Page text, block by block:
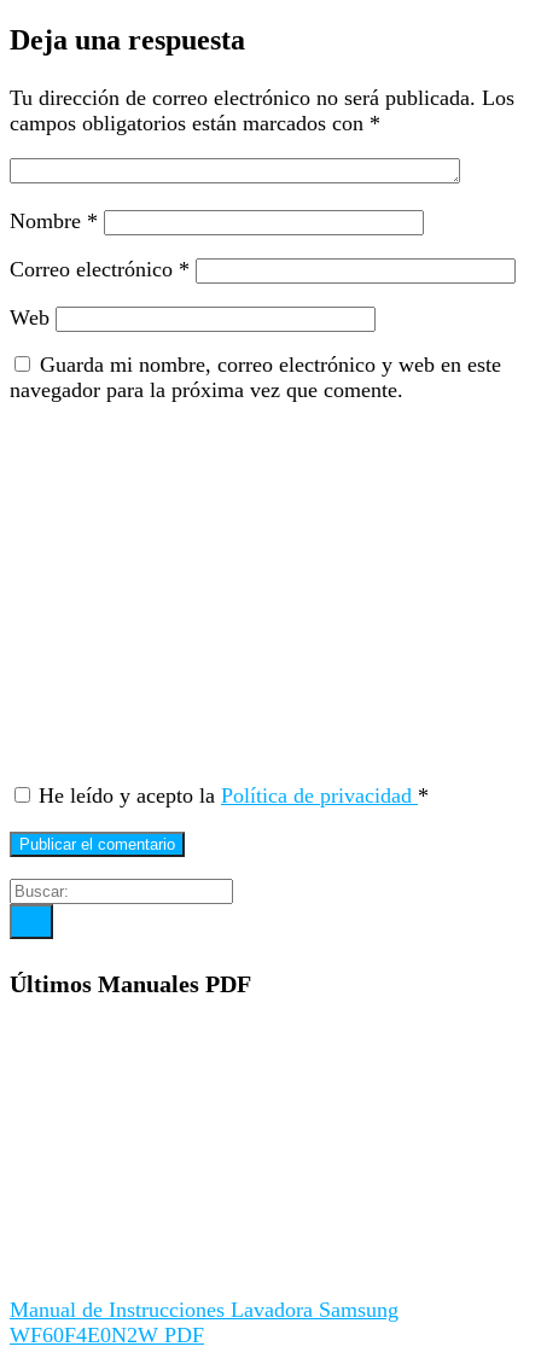
Deja una respuesta
Tu dirección de correo electrónico no será publicada. Los
campos obligatorios están marcados con *
Nombre *
Correo electrónico *
Web
Guarda mi nombre, correo electrónico y web en este
navegador para la próxima vez que comente.
He leído y acepto la Política de privacidad *
Últimos Manuales PDF
Manual de Instrucciones Lavadora Samsung
WF60F4E0N2W PDF